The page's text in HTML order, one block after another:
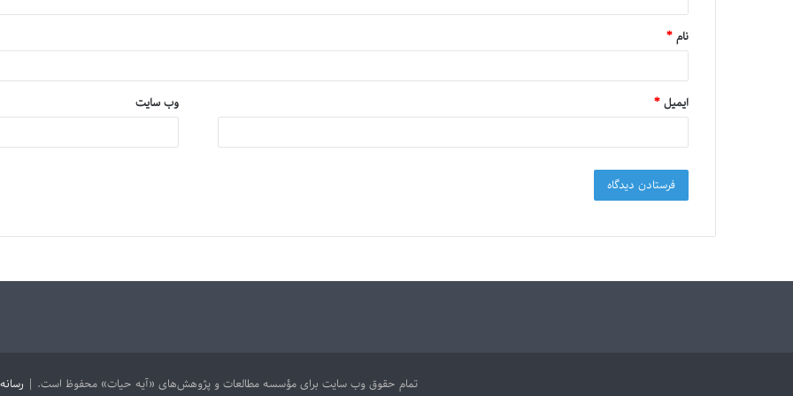
نام*
ایمیل* وب‌ سایت
تمام حقوق وب سایت برای مؤسسه مطالعات و پژوهش‌های «آیه حیات» محفوظ است. |